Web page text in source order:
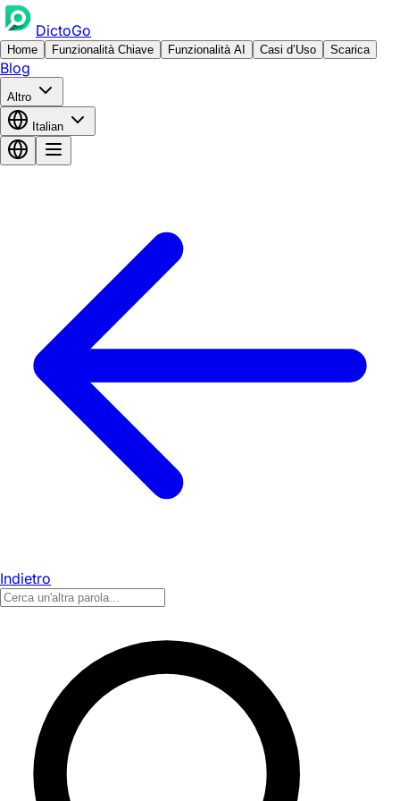
DictoGo
Home Funzionalità Chiave Funzionalità AI Casi d’Uso Scarica
Blog
Altro
Italian
Indietro